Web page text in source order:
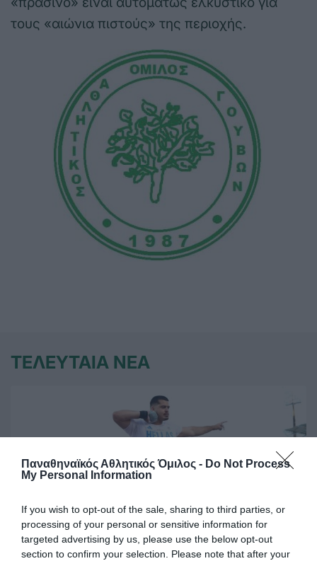
Παναθηναϊκός Αθλητικός Όμιλος - Do Not Process
My Personal Information
If you wish to opt-out of the sale, sharing to third parties, or
processing of your personal or sensitive information for
targeted advertising by us, please use the below opt-out
section to confirm your selection. Please note that after your
τους «αιώνια πιστούς» της περιοχής.
ΤΕΛΕΥΤΑΙΑ ΝΕΑ